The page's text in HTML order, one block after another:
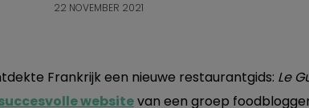
22 NOVEMBER 2021
Frankrijk een nieuwe restaurantgids: Le
websitevan een groep